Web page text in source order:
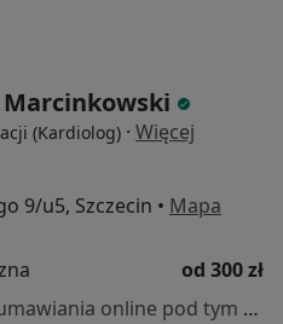
(Kardiolog) · Więcej
9/u5, Szczecin • Mapa
od 300 zł
Specjalista nie oferuje umawiania online pod tym adresem.